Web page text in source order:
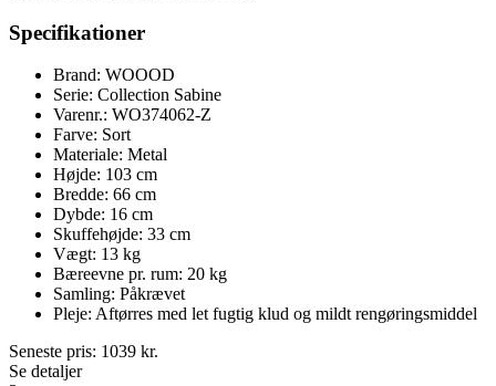
Specifikationer
Brand: WOOOD
Serie: Collection Sabine
Varenr.: WO374062-Z
Farve: Sort
Materiale: Metal
Højde: 103 cm
Bredde: 66 cm
Dybde: 16 cm
Skuffehøjde: 33 cm
Vægt: 13 kg
Bæreevne pr. rum: 20 kg
Samling: Påkrævet
Pleje: Aftørres med let fugtig klud og mildt rengøringsmiddel
Seneste pris: 1039 kr.
Se detaljer